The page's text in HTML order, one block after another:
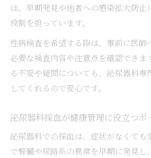
は、早期発見や他者への感染拡大防止
役割を担っています。
性病検査を希望する際は、事前に医師
必要な検査内容や注意点を確認できま
る不安や疑問についても、泌尿器科専
してくれるので安心です。
泌尿器科採血が健康管理に役立つポ
泌尿器科での採血は、症状がなくても
で腎臓や尿路系の異常を早期に発見し